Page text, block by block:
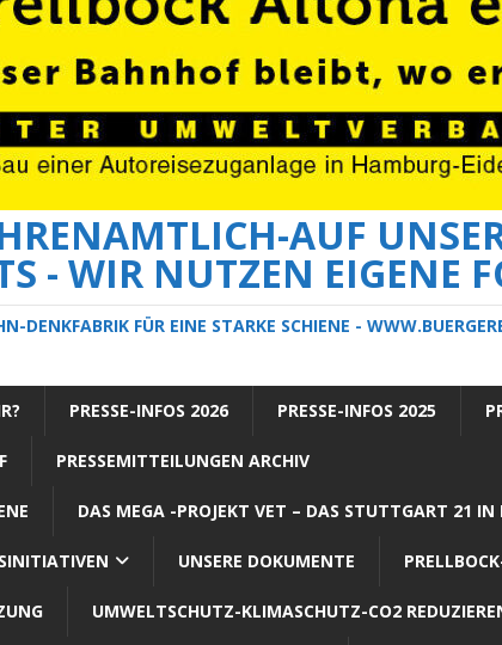
AUF
- WIR NUTZEN EIGENE
DENKFABRIK FÜR EINE STARKE SCHIENE -
PRESSE-INFOS 2026 PRESSE-INFOS 2025
PRESSEMITTEILUNGEN ARCHIV
DAS MEGA -PROJEKT VET – DAS STUTTGART 21 IN
UNSERE DOKUMENTE
UMWELTSCHUTZ-KLIMASCHUTZ-CO2